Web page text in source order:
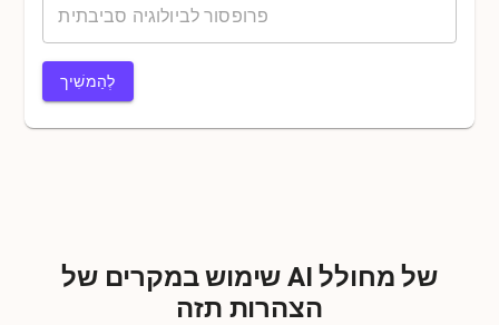
לְהַמשִׁיך
שימוש במקרים של AI של מחולל
הצהרות תזה